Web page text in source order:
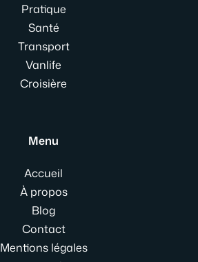
Pratique
Santé
Transport
Vanlife
Croisière
Menu
Accueil
À propos
Blog
Contact
Mentions légales